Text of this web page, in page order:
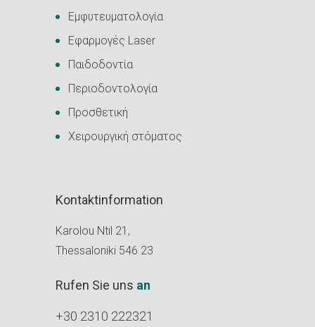
Εμφυτευματολογία
Εφαρμογές Laser
Παιδοδοντία
Περιοδοντολογία
Προσθετική
Χειρουργική στόματος
Kontaktinformation
Karolou Ntil 21,
Thessaloniki 546 23
Rufen Sie uns an
+30 2310 222321